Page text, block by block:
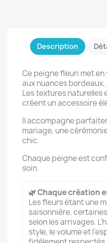
Description
Ce peigne fleuri met
aux nuances
Les textures naturelles
créent un accessoire
Il accompagne
mariage, une
chic.
Chaque peigne est
soin.
🌿 Chaque création
Les fleurs étant une
saisonnière,
selon les arrivages.
style, le volume et